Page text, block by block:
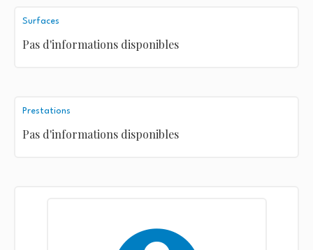
Surfaces
Pas d'informations disponibles
Prestations
Pas d'informations disponibles